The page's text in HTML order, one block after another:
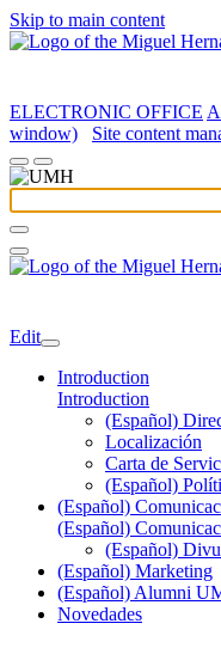
Skip to main content
ELECTRONIC OFFICE
window)
Site content
Edit
Introduction
Introduction
(Español)
Localización
Carta de
(Español)
(Español)
(Español)
(Español)
(Español) Marketing
(Español) Alumni
Novedades